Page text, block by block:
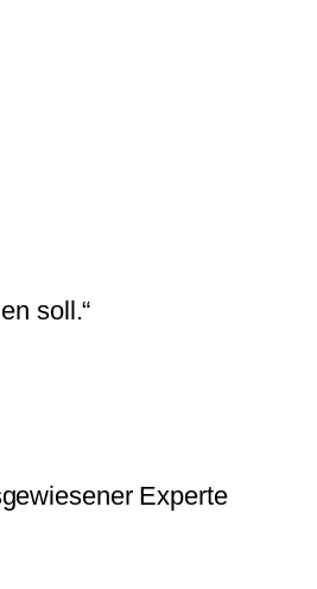
soll.“
Experte